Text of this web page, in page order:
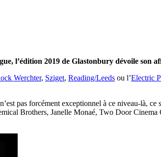
l’édition 2019 de Glastonbury dévoile son
Werchter, Sziget, Reading/Leeds ou l’Electric
pas forcément exceptionnel à ce niveau-là,
Brothers, Janelle Monaé, Two Door